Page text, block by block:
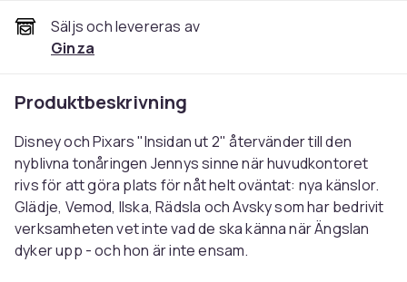
Säljs och levereras av
Ginza
Produktbeskrivning
Disney och Pixars "Insidan ut 2" återvänder till den
nyblivna tonåringen Jennys sinne när huvudkontoret
rivs för att göra plats för nåt helt oväntat: nya känslor.
Glädje, Vemod, Ilska, Rädsla och Avsky som har bedrivit
verksamheten vet inte vad de ska känna när Ängslan
dyker upp - och hon är inte ensam.